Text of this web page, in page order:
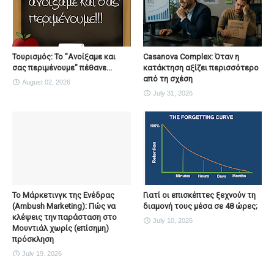
Τουρισμός: Το "Ανοίξαμε και
σας περιμένουμε" πέθανε...
August 02, 2026
Casanova Complex: Όταν η
κατάκτηση αξίζει περισσότερο
από τη σχέση
July 31, 2026
To Μάρκετινγκ της Ενέδρας
(Ambush Marketing): Πώς να
κλέψεις την παράσταση στο
Μουντιάλ χωρίς (επίσημη)
πρόσκληση
July 19, 2026
Γιατί οι επισκέπτες ξεχνούν τη
διαμονή τους μέσα σε 48 ώρες;
July 10, 2026